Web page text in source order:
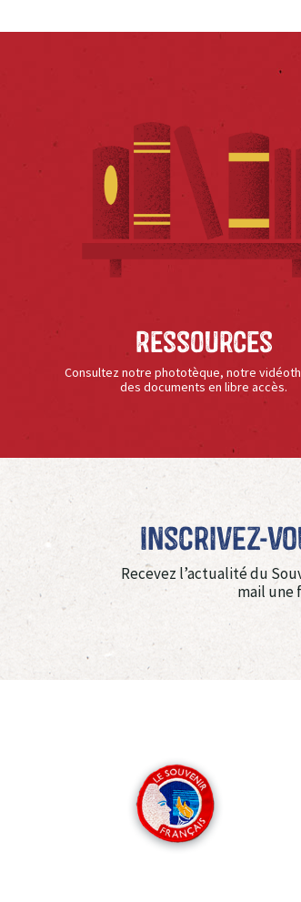
Ressources
Consultez notre phototèque, notre
des documents en libre accès.
Inscrivez-
Recevez l’actualité du
mail une